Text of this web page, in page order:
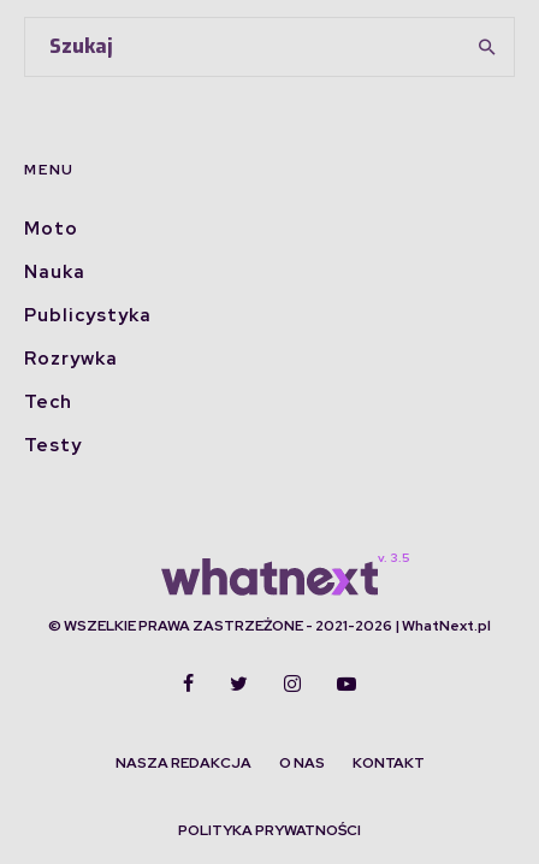
MENU
Moto
Nauka
Publicystyka
Rozrywka
Tech
Testy
© WSZELKIE PRAWA ZASTRZEŻONE - 2021-2026 | WhatNext.pl
NASZA REDAKCJA O NAS KONTAKT
POLITYKA PRYWATNOŚCI